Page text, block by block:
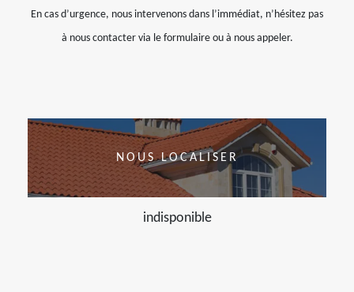
En cas d’urgence, nous intervenons dans l’immédiat, n’hésitez pas
à nous contacter via le formulaire ou à nous appeler.
NOUS LOCALISER
indisponible